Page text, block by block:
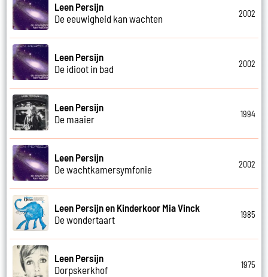
Leen Persijn
De eeuwigheid kan wachten
2002
Leen Persijn
De idioot in bad
2002
Leen Persijn
De maaier
1994
Leen Persijn
De wachtkamersymfonie
2002
Leen Persijn en Kinderkoor Mia Vinck
De wondertaart
1985
Leen Persijn
Dorpskerkhof
1975